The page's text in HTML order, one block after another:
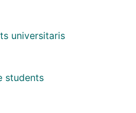
universitaris
students